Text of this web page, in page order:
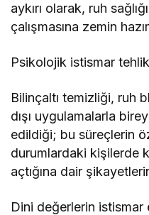
aykırı olarak, ruh
çalışmasına zemin
Psikolojik istismar
Bilinçaltı temizliği, ruh
dışı uygulamalarla
edildiği; bu süreçlerin
durumlardaki kişilerde
açtığına dair
Dini değerlerin istismar